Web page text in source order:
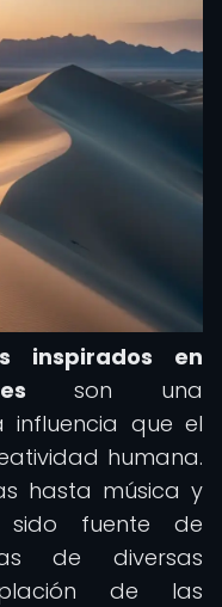
inspirados en
son una
influencia que el
humana.
hasta música y
fuente de
de diversas
de las